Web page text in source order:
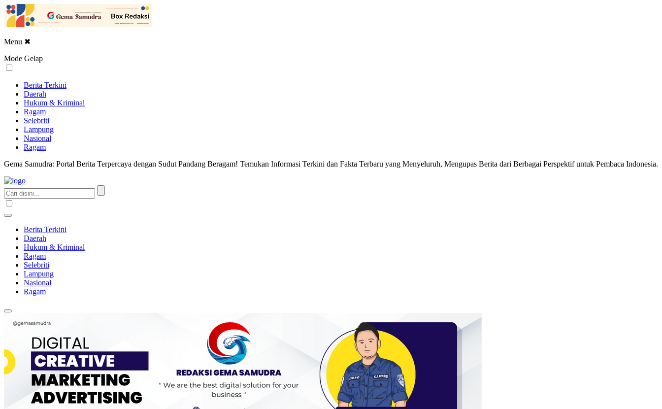
Menu ✖
Mode Gelap
Berita Terkini
Daerah
Hukum & Kriminal
Ragam
Selebriti
Lampung
Nasional
Ragam
Gema Samudra: Portal Berita Terpercaya dengan Sudut Pandang Beragam! Temukan Informasi Terkini dan Fakta Terbaru yang Menyeluruh, Mengupas Berita dari Berbagai Perspektif untuk Pembaca Indonesia.
Berita Terkini
Daerah
Hukum & Kriminal
Ragam
Selebriti
Lampung
Nasional
Ragam